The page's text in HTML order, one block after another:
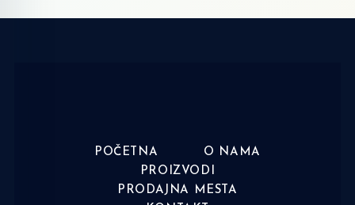
POČETNA
O NAMA
PROIZVODI
PRODAJNA MESTA